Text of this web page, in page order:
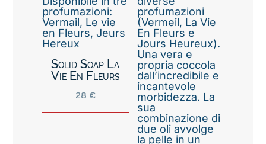
Solid Soap La
Vie En Fleurs
28 €